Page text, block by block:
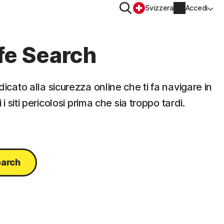
Norton VPN
Norton AntiTrack
CercaSvizzera Accedi
Informazioni account
Search
alla sicurezza online che ti fa navigare in
siti pericolosi prima che sia troppo tardi.